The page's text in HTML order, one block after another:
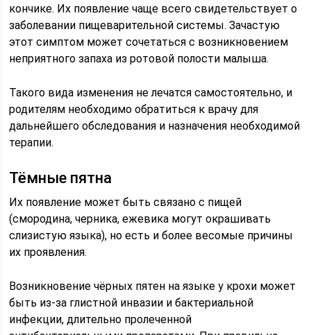
кончике. Их появление чаще всего свидетельствует о
заболевании пищеварительной системы. Зачастую
этот симптом может сочетаться с возникновением
неприятного запаха из ротовой полости малыша.
Такого вида изменения не лечатся самостоятельно, и
родителям необходимо обратиться к врачу для
дальнейшего обследования и назначения необходимой
терапии.
Тёмные пятна
Их появление может быть связано с пищей
(смородина, черника, ежевика могут окрашивать
слизистую языка), но есть и более весомые причины
их проявления.
Возникновение чёрных пятен на языке у крохи может
быть из-за глистной инвазии и бактериальной
инфекции, длительно пролеченной